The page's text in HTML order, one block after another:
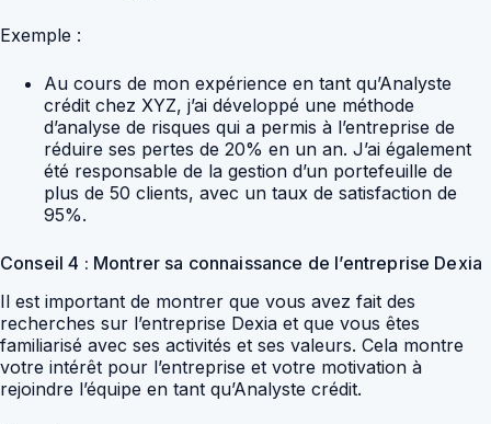
Exemple :
Au cours de mon expérience en tant qu’Analyste
crédit chez XYZ, j’ai développé une méthode
d’analyse de risques qui a permis à l’entreprise de
réduire ses pertes de 20% en un an. J’ai également
été responsable de la gestion d’un portefeuille de
plus de 50 clients, avec un taux de satisfaction de
95%.
Conseil 4 : Montrer sa connaissance de l’entreprise Dexia
Il est important de montrer que vous avez fait des
recherches sur l’entreprise Dexia et que vous êtes
familiarisé avec ses activités et ses valeurs. Cela montre
votre intérêt pour l’entreprise et votre motivation à
rejoindre l’équipe en tant qu’Analyste crédit.